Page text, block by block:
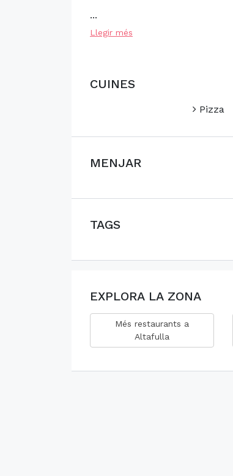
...
Llegir més
CUINES
Pizza
MENJAR
TAGS
EXPLORA LA ZONA
Més restaurants a
Altafulla